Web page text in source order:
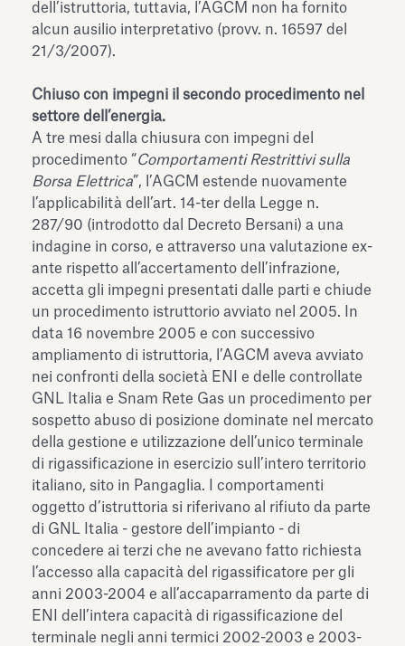
dell’istruttoria, tuttavia, l’AGCM non ha fornito
alcun ausilio interpretativo (provv. n. 16597 del
21/3/2007).
Chiuso con impegni il secondo procedimento nel
settore dell’energia.
A tre mesi dalla chiusura con impegni del
procedimento “Comportamenti Restrittivi sulla
Borsa Elettrica”, l’AGCM estende nuovamente
l’applicabilità dell’art. 14-ter della Legge n.
287/90 (introdotto dal Decreto Bersani) a una
indagine in corso, e attraverso una valutazione ex-
ante rispetto all’accertamento dell’infrazione,
accetta gli impegni presentati dalle parti e chiude
un procedimento istruttorio avviato nel 2005. In
data 16 novembre 2005 e con successivo
ampliamento di istruttoria, l’AGCM aveva avviato
nei confronti della società ENI e delle controllate
GNL Italia e Snam Rete Gas un procedimento per
sospetto abuso di posizione dominate nel mercato
della gestione e utilizzazione dell’unico terminale
di rigassificazione in esercizio sull’intero territorio
italiano, sito in Pangaglia. I comportamenti
oggetto d’istruttoria si riferivano al rifiuto da parte
di GNL Italia - gestore dell’impianto - di
concedere ai terzi che ne avevano fatto richiesta
l’accesso alla capacità del rigassificatore per gli
anni 2003-2004 e all’accaparramento da parte di
ENI dell’intera capacità di rigassificazione del
terminale negli anni termici 2002-2003 e 2003-